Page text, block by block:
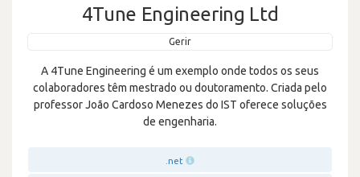
4Tune Engineering Ltd
Gerir
A 4Tune Engineering é um exemplo onde todos os seus
colaboradores têm mestrado ou doutoramento. Criada pelo
professor João Cardoso Menezes do IST oferece soluções
de engenharia.
.net